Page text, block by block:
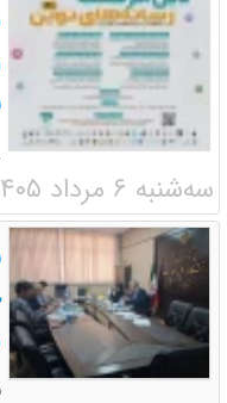
سه‌شنبه ۶ مرداد ۱۴۰۵